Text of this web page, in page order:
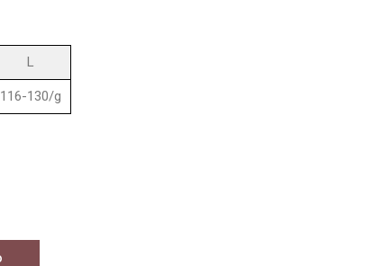
L
116-130/g